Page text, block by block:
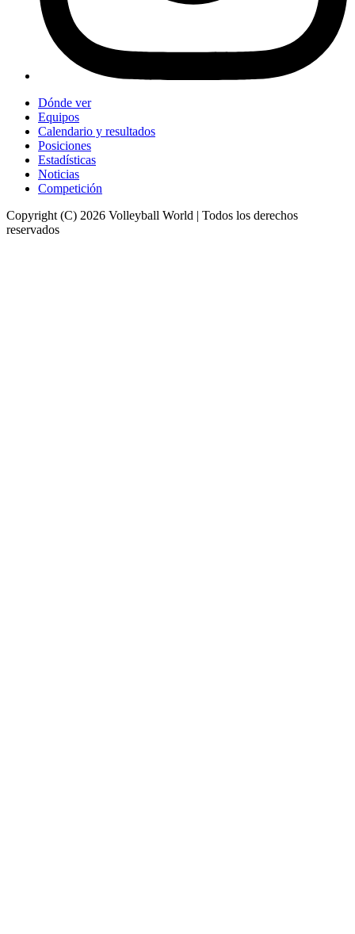
Dónde ver
Equipos
Calendario y resultados
Posiciones
Estadísticas
Noticias
Competición
Copyright (C) 2026 Volleyball World | Todos los derechos
reservados